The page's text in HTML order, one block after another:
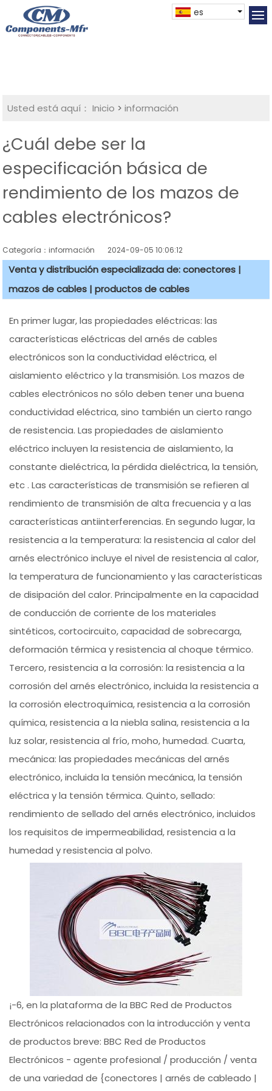
es
Usted está aquí： Inicio >información
¿Cuál debe ser la
especificación básica de
rendimiento de los mazos de
cables electrónicos?
Categoría：información 2024-09-05 10:06:12
Venta y distribución especializada de: conectores |
mazos de cables | productos de cables
En primer lugar, las propiedades eléctricas: las
características eléctricas del arnés de cables
electrónicos son la conductividad eléctrica, el
aislamiento eléctrico y la transmisión. Los mazos de
cables electrónicos no sólo deben tener una buena
conductividad eléctrica, sino también un cierto rango
de resistencia. Las propiedades de aislamiento
eléctrico incluyen la resistencia de aislamiento, la
constante dieléctrica, la pérdida dieléctrica, la tensión,
etc . Las características de transmisión se refieren al
rendimiento de transmisión de alta frecuencia y a las
características antiinterferencias. En segundo lugar, la
resistencia a la temperatura: la resistencia al calor del
arnés electrónico incluye el nivel de resistencia al calor,
la temperatura de funcionamiento y las características
de disipación del calor. Principalmente en la capacidad
de conducción de corriente de los materiales
sintéticos, cortocircuito, capacidad de sobrecarga,
deformación térmica y resistencia al choque térmico.
Tercero, resistencia a la corrosión: la resistencia a la
corrosión del arnés electrónico, incluida la resistencia a
la corrosión electroquímica, resistencia a la corrosión
química, resistencia a la niebla salina, resistencia a la
luz solar, resistencia al frío, moho, humedad. Cuarta,
mecánica: las propiedades mecánicas del arnés
electrónico, incluida la tensión mecánica, la tensión
eléctrica y la tensión térmica. Quinto, sellado:
rendimiento de sellado del arnés electrónico, incluidos
los requisitos de impermeabilidad, resistencia a la
humedad y resistencia al polvo.
¡-6, en la plataforma de la BBC Red de Productos
Electrónicos relacionados con la introducción y venta
de productos breve: BBC Red de Productos
Electrónicos - agente profesional / producción / venta
de una variedad de {conectores | arnés de cableado |